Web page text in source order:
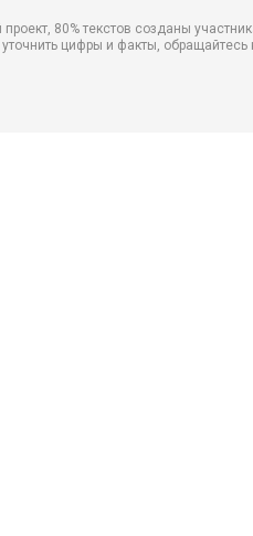
80% текстов созданы
уточнить цифры и факты,